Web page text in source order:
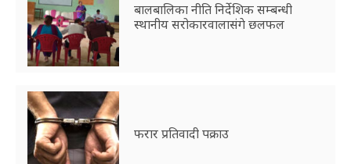
बालबालिका नीति निर्देशिक सम्बन्धी
स्थानीय सरोकारवालासंगे छलफल
फरार प्रतिवादी पक्राउ